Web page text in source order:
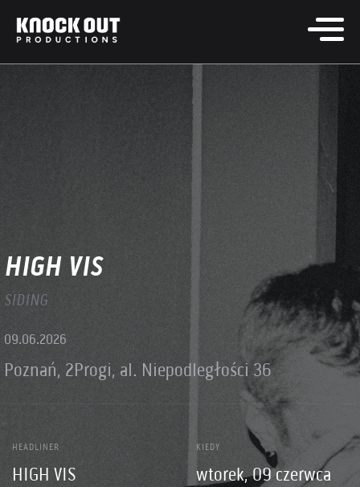
HIGH VIS
SIDING
09.06.2026
Poznań, 2Progi, al. Niepodległości 36
HEADLINER
HIGH VIS
KIEDY
wtorek, 09 czerwca